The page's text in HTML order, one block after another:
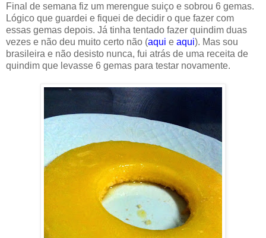
Final de semana fiz um merengue suiço e sobrou 6 gemas.
Lógico que guardei e fiquei de decidir o que fazer com
essas gemas depois. Já tinha tentado fazer quindim duas
vezes e não deu muito certo não (aqui e aqui). Mas sou
brasileira e não desisto nunca, fui atrás de uma receita de
quindim que levasse 6 gemas para testar novamente.